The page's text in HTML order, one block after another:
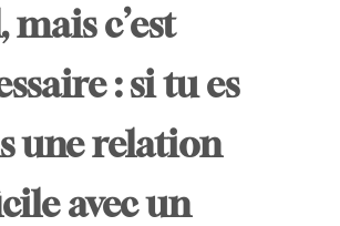
mais c’est
: si tu es
une relation
avec un